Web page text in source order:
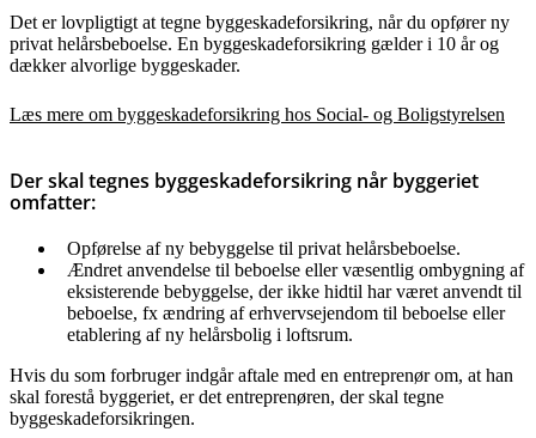
Det er lovpligtigt at tegne byggeskadeforsikring, når du opfører ny
privat helårsbeboelse. En byggeskadeforsikring gælder i 10 år og
dækker alvorlige byggeskader.
Læs mere om byggeskadeforsikring hos Social- og Boligstyrelsen
Der skal tegnes byggeskadeforsikring når byggeriet
omfatter:
Opførelse af ny bebyggelse til privat helårsbeboelse.
Ændret anvendelse til beboelse eller væsentlig ombygning af
eksisterende bebyggelse, der ikke hidtil har været anvendt til
beboelse, fx ændring af erhvervsejendom til beboelse eller
etablering af ny helårsbolig i loftsrum.
Hvis du som forbruger indgår aftale med en entreprenør om, at han
skal forestå byggeriet, er det entreprenøren, der skal tegne
byggeskadeforsikringen.